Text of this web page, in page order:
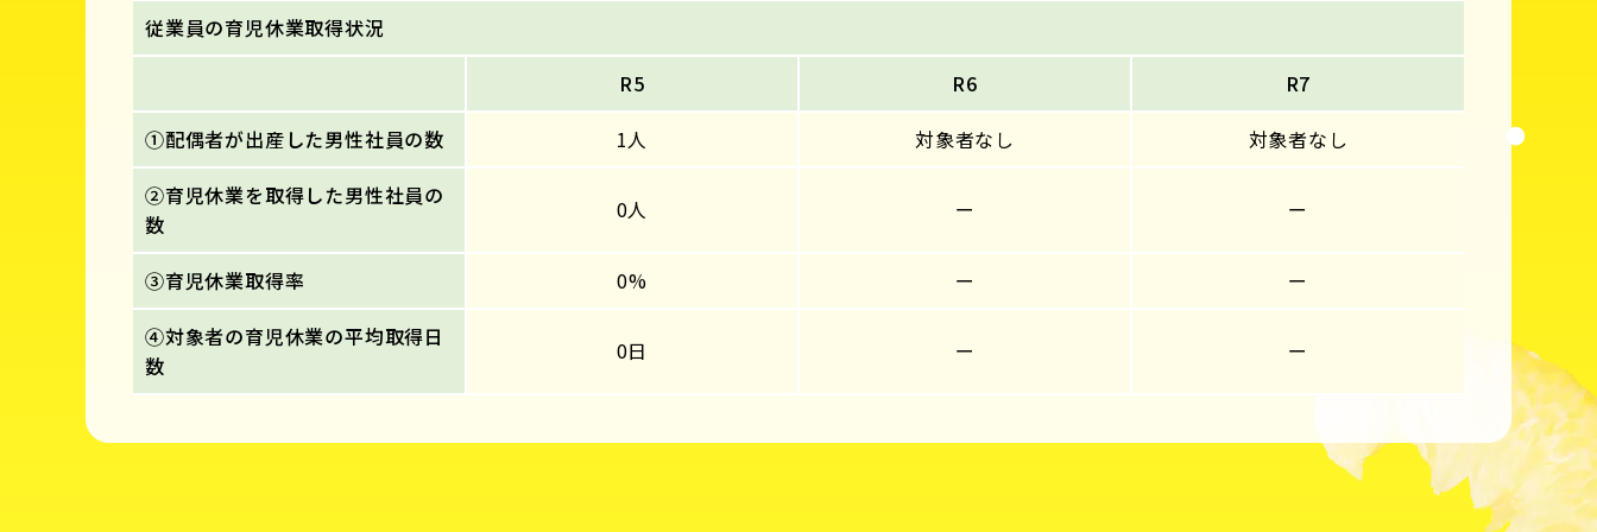
従業員の育児休業取得状況
R5
R6
R7
①配偶者が出産した男性社員の数
1人 対象者なし
対象者なし
②育児休業を取得した男性社員の
数
0人 ー ー
③育児休業取得率 0% ー
ー
④対象者の育児休業の平均取得日
数
0日 ー ー